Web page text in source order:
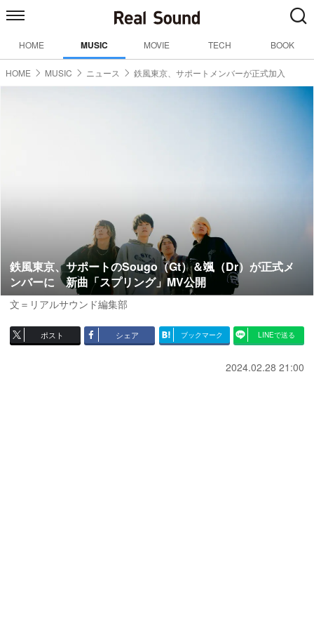
HOME MUSIC MOVIE TECH BOOK
HOME MUSIC ニュース 鉄風東京、サポートメンバーが正式加入
鉄風東京、サポートのSougo（Gt）＆颯（Dr）が正式メ
ンバーに 新曲「スプリング」MV公開
文＝リアルサウンド編集部
ポスト シェア ブックマーク LINEで送る
2024.02.28 21:00